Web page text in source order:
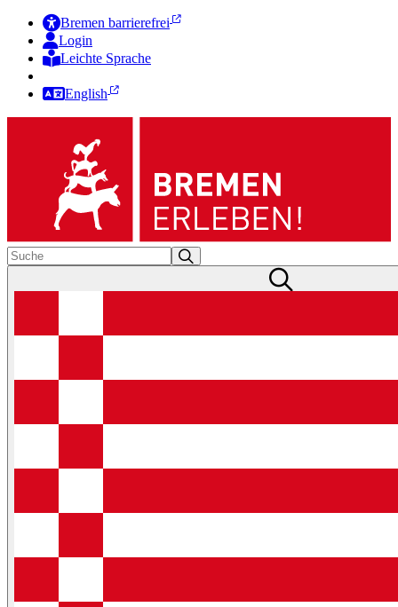
Bremen barrierefrei
Login
Leichte Sprache
English